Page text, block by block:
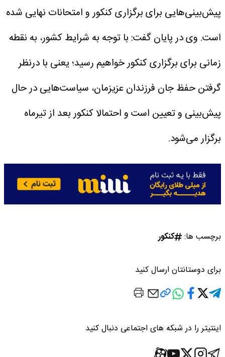
پیش‌بینی‌هایی برای برگزاری کنکور و امتحانات نهایی شده
است. وی در پایان گفت: با توجه به شرایط کشور، به نقطه
زمانی برای برگزاری کنکور خواهیم رسید؛ یعنی با درنظر
گرفتن حفظ جان فرزندان عزیزمان، سیاست‌هایی در حال
پیش‌بینی و تعیین است و احتمالا کنکور بعد از تیرماه
برگزار می‌شود.
برچسب ها: کنکور
برای دوستانتان ارسال کنید
اینتیتر را در شبکه های اجتماعی دنبال کنید